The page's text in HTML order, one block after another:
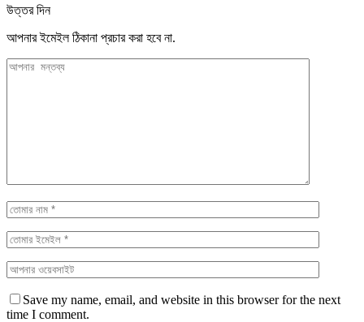
উত্তর দিন
আপনার ইমেইল ঠিকানা প্রচার করা হবে না.
Save my name, email, and website in this browser for the next
time I comment.